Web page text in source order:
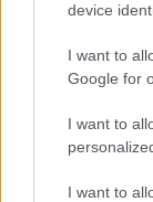
device
I want to
Google for
I want to
I want to